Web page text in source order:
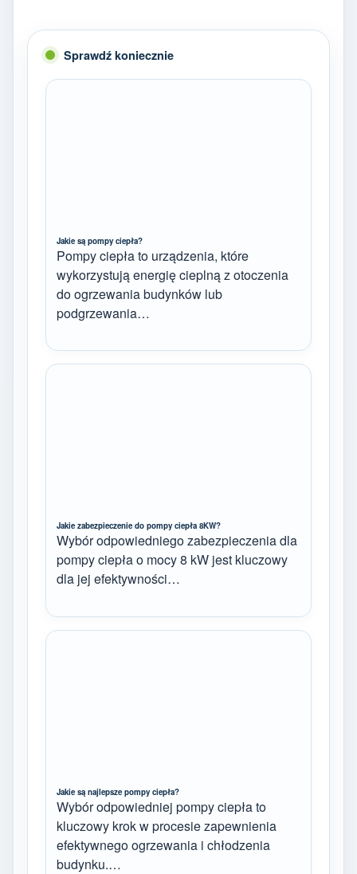
Sprawdź koniecznie
Jakie są pompy ciepła?
Pompy ciepła to urządzenia, które
wykorzystują energię cieplną z otoczenia
do ogrzewania budynków lub
podgrzewania…
Jakie zabezpieczenie do pompy ciepła 8KW?
Wybór odpowiedniego zabezpieczenia dla
pompy ciepła o mocy 8 kW jest kluczowy
dla jej efektywności…
Jakie są najlepsze pompy ciepła?
Wybór odpowiedniej pompy ciepła to
kluczowy krok w procesie zapewnienia
efektywnego ogrzewania i chłodzenia
budynku.…